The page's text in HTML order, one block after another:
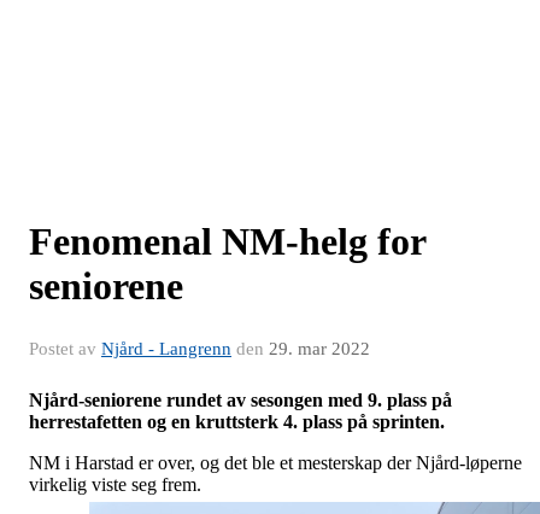
Fenomenal NM-helg for
seniorene
Postet av Njård - Langrenn den 29. mar 2022
Njård-seniorene rundet av sesongen med 9. plass på
herrestafetten og en kruttsterk 4. plass på sprinten.
NM i Harstad er over, og det ble et mesterskap der Njård-løperne
virkelig viste seg frem.